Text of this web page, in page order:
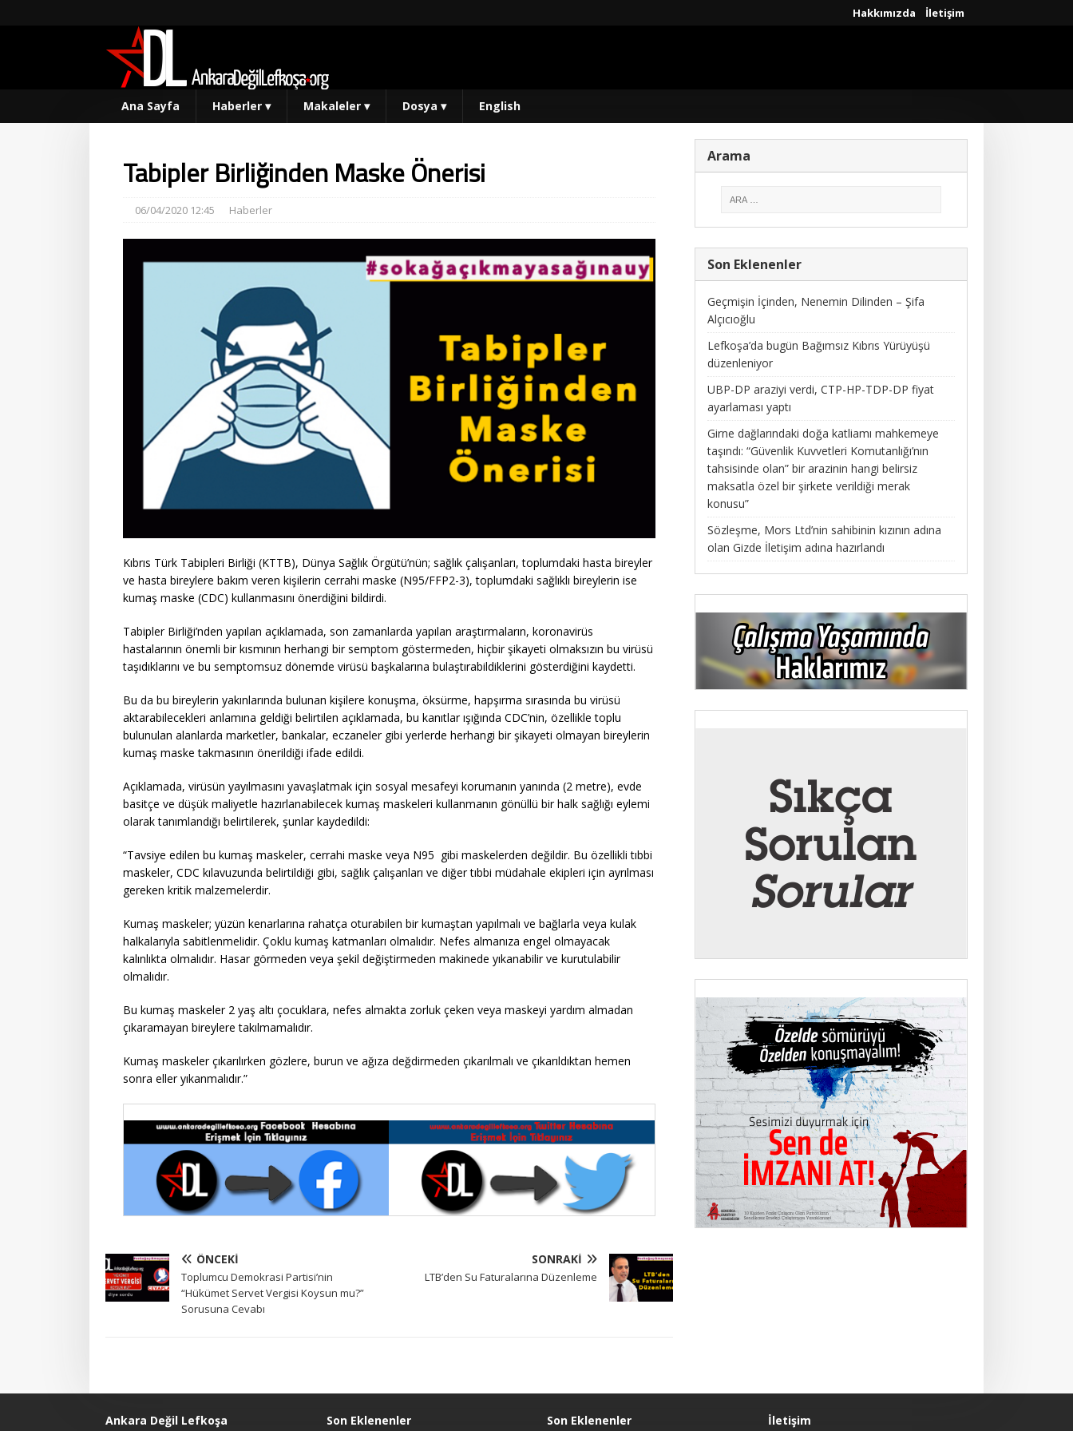
Hakkımızda İletişim
Ana Sayfa Haberler ▾ Makaleler ▾ Dosya ▾ English
Tabipler Birliğinden Maske Önerisi
06/04/2020 12:45 Haberler
Kıbrıs Türk Tabipleri Birliği (KTTB), Dünya Sağlık Örgütü’nün; sağlık çalışanları, toplumdaki hasta bireyler
ve hasta bireylere bakım veren kişilerin cerrahi maske (N95/FFP2-3), toplumdaki sağlıklı bireylerin ise
kumaş maske (CDC) kullanmasını önerdiğini bildirdi.
Tabipler Birliği’nden yapılan açıklamada, son zamanlarda yapılan araştırmaların, koronavirüs
hastalarının önemli bir kısmının herhangi bir semptom göstermeden, hiçbir şikayeti olmaksızın bu virüsü
taşıdıklarını ve bu semptomsuz dönemde virüsü başkalarına bulaştırabildiklerini gösterdiğini kaydetti.
Bu da bu bireylerin yakınlarında bulunan kişilere konuşma, öksürme, hapşırma sırasında bu virüsü
aktarabilecekleri anlamına geldiği belirtilen açıklamada, bu kanıtlar ışığında CDC’nin, özellikle toplu
bulunulan alanlarda marketler, bankalar, eczaneler gibi yerlerde herhangi bir şikayeti olmayan bireylerin
kumaş maske takmasının önerildiği ifade edildi.
Açıklamada, virüsün yayılmasını yavaşlatmak için sosyal mesafeyi korumanın yanında (2 metre), evde
basitçe ve düşük maliyetle hazırlanabilecek kumaş maskeleri kullanmanın gönüllü bir halk sağlığı eylemi
olarak tanımlandığı belirtilerek, şunlar kaydedildi:
“Tavsiye edilen bu kumaş maskeler, cerrahi maske veya N95 gibi maskelerden değildir. Bu özellikli tıbbi
maskeler, CDC kılavuzunda belirtildiği gibi, sağlık çalışanları ve diğer tıbbi müdahale ekipleri için ayrılması
gereken kritik malzemelerdir.
Kumaş maskeler; yüzün kenarlarına rahatça oturabilen bir kumaştan yapılmalı ve bağlarla veya kulak
halkalarıyla sabitlenmelidir. Çoklu kumaş katmanları olmalıdır. Nefes almanıza engel olmayacak
kalınlıkta olmalıdır. Hasar görmeden veya şekil değiştirmeden makinede yıkanabilir ve kurutulabilir
olmalıdır.
Bu kumaş maskeler 2 yaş altı çocuklara, nefes almakta zorluk çeken veya maskeyi yardım almadan
çıkaramayan bireylere takılmamalıdır.
Kumaş maskeler çıkarılırken gözlere, burun ve ağıza değdirmeden çıkarılmalı ve çıkarıldıktan hemen
sonra eller yıkanmalıdır.”
ÖNCEKI
Toplumcu Demokrasi Partisi’nin
“Hükümet Servet Vergisi Koysun mu?”
Sorusuna Cevabı
SONRAKI
LTB’den Su Faturalarına Düzenleme
Arama
Son Eklenenler
Geçmişin İçinden, Nenemin Dilinden – Şifa
Alçıcıoğlu
Lefkoşa’da bugün Bağımsız Kıbrıs Yürüyüşü
düzenleniyor
UBP-DP araziyi verdi, CTP-HP-TDP-DP fiyat
ayarlaması yaptı
Girne dağlarındaki doğa katliamı mahkemeye
taşındı: “Güvenlik Kuvvetleri Komutanlığı’nın
tahsisinde olan” bir arazinin hangi belirsiz
maksatla özel bir şirkete verildiği merak
konusu”
Sözleşme, Mors Ltd’nin sahibinin kızının adına
olan Gizde İletişim adına hazırlandı
Ankara Değil Lefkoşa Son Eklenenler Son Eklenenler İletişim